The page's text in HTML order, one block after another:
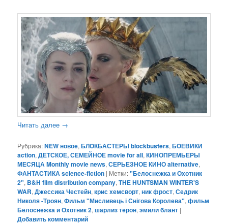
Читать далее →
Рубрика:NEW новое,БЛОКБАСТЕРЫ blockbusters,БОЕВИКИ
action,ДЕТСКОЕ, СЕМЕЙНОЕ movie for all,КИНОПРЕМЬЕРЫ
МЕСЯЦА Monthly movie news,СЕРЬЕЗНОЕ КИНО alternative,
ФАНТАСТИКА science-fiction | Метки:"Белоснежка и Охотник
2", B&H film distribution company,THE HUNTSMAN WINTER'S
WAR,Джессика Честейн,крис хемсворт,ник фрост,Седрик
Николя -Троян,Фильм "Мисливець і Снігова Королева",фильм
Белоснежка и Охотник 2,шарлиз терон,эмили блант |
Добавить комментарий